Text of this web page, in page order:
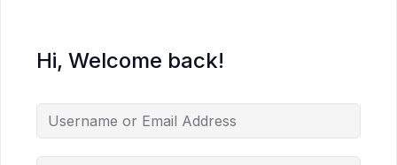
Hi, Welcome back!
Remember me Lost your password?